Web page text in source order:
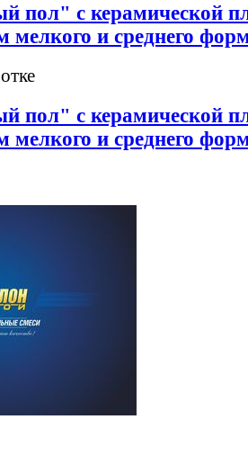
пол" с керамической
мелкого и среднего
пол" с керамической
мелкого и среднего